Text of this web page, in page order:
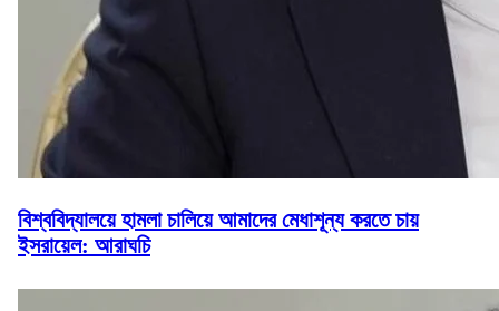
বিশ্ববিদ্যালয়ে হামলা চালিয়ে আমাদের মেধাশূন্য করতে চায়
ইসরায়েল: আরাঘচি